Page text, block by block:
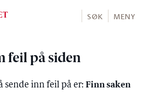
SØK MENY
feil på siden
sende inn feil på er: Finn saken